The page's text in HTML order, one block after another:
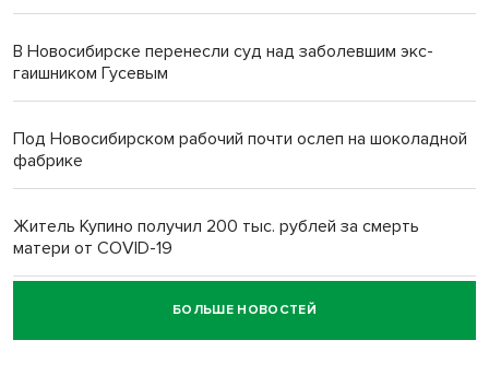
В Новосибирске перенесли суд над заболевшим экс-
гаишником Гусевым
Под Новосибирском рабочий почти ослеп на шоколадной
фабрике
Житель Купино получил 200 тыс. рублей за смерть
матери от COVID-19
Новосибирский суд наказал водителя за смерть
пенсионерки на вокзале
БОЛЬШЕ НОВОСТЕЙ